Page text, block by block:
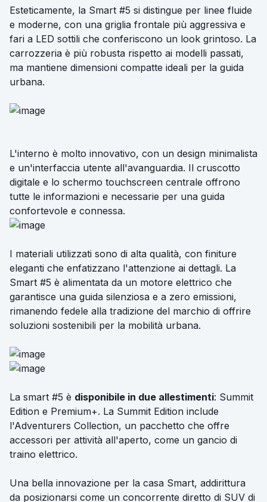
Esteticamente, la Smart #5 si distingue per linee fluide
e moderne, con una griglia frontale più aggressiva e
fari a LED sottili che conferiscono un look grintoso. La
carrozzeria è più robusta rispetto ai modelli passati,
ma mantiene dimensioni compatte ideali per la guida
urbana.
L'interno è molto innovativo, con un design minimalista
e un'interfaccia utente all'avanguardia. Il cruscotto
digitale e lo schermo touchscreen centrale offrono
tutte le informazioni e necessarie per una guida
confortevole e connessa.
I materiali utilizzati sono di alta qualità, con finiture
eleganti che enfatizzano l'attenzione ai dettagli. La
Smart #5 è alimentata da un motore elettrico che
garantisce una guida silenziosa e a zero emissioni,
rimanendo fedele alla tradizione del marchio di offrire
soluzioni sostenibili per la mobilità urbana.
La smart #5 è disponibile in due allestimenti: Summit
Edition e Premium+. La Summit Edition include
l'Adventurers Collection, un pacchetto che offre
accessori per attività all'aperto, come un gancio di
traino elettrico.
Una bella innovazione per la casa Smart, addirittura
da posizionarsi come un concorrente diretto di SUV di